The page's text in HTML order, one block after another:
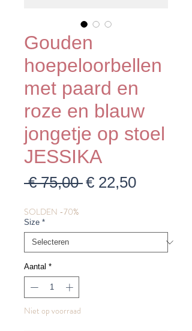
Gouden
hoepeloorbellen
met paard en
roze en blauw
jongetje op stoel
JESSIKA
€ 75,00 Normale
€ 22,50
SOLDEN -70%
Size *
Aantal *
Niet op voorraad